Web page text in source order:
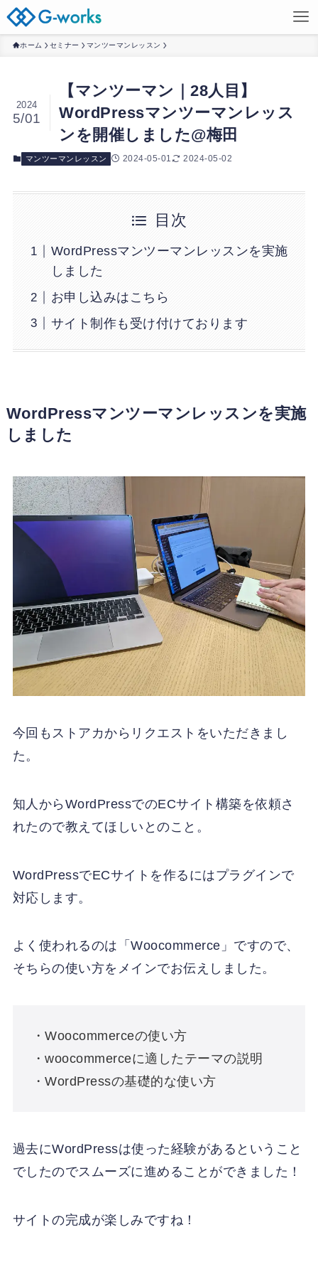
ホーム セミナー マンツーマンレッスン
【マンツーマン｜28人目】
WordPressマンツーマンレッス
ンを開催しました@梅田
2024
5/01
マンツーマンレッスン 2024-05-01 2024-05-02
目次
WordPressマンツーマンレッスンを実施
しました
お申し込みはこちら
サイト制作も受け付けております
WordPressマンツーマンレッスンを実施
しました
今回もストアカからリクエストをいただきまし
た。
知人からWordPressでのECサイト構築を依頼さ
れたので教えてほしいとのこと。
WordPressでECサイトを作るにはプラグインで
対応します。
よく使われるのは「Woocommerce」ですので、
そちらの使い方をメインでお伝えしました。
・Woocommerceの使い方
・woocommerceに適したテーマの説明
・WordPressの基礎的な使い方
過去にWordPressは使った経験があるということ
でしたのでスムーズに進めることができました！
サイトの完成が楽しみですね！